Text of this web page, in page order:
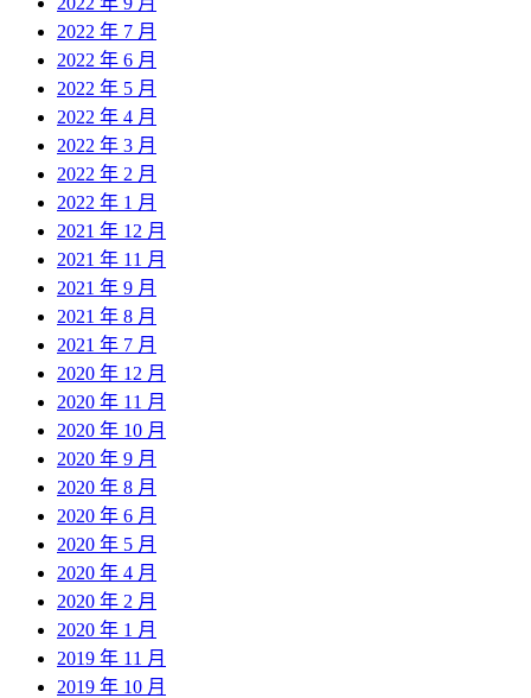
2022 年 7 月
2022 年 6 月
2022 年 5 月
2022 年 4 月
2022 年 3 月
2022 年 2 月
2022 年 1 月
2021 年 12 月
2021 年 11 月
2021 年 9 月
2021 年 8 月
2021 年 7 月
2020 年 12 月
2020 年 11 月
2020 年 10 月
2020 年 9 月
2020 年 8 月
2020 年 6 月
2020 年 5 月
2020 年 4 月
2020 年 2 月
2020 年 1 月
2019 年 11 月
2019 年 10 月